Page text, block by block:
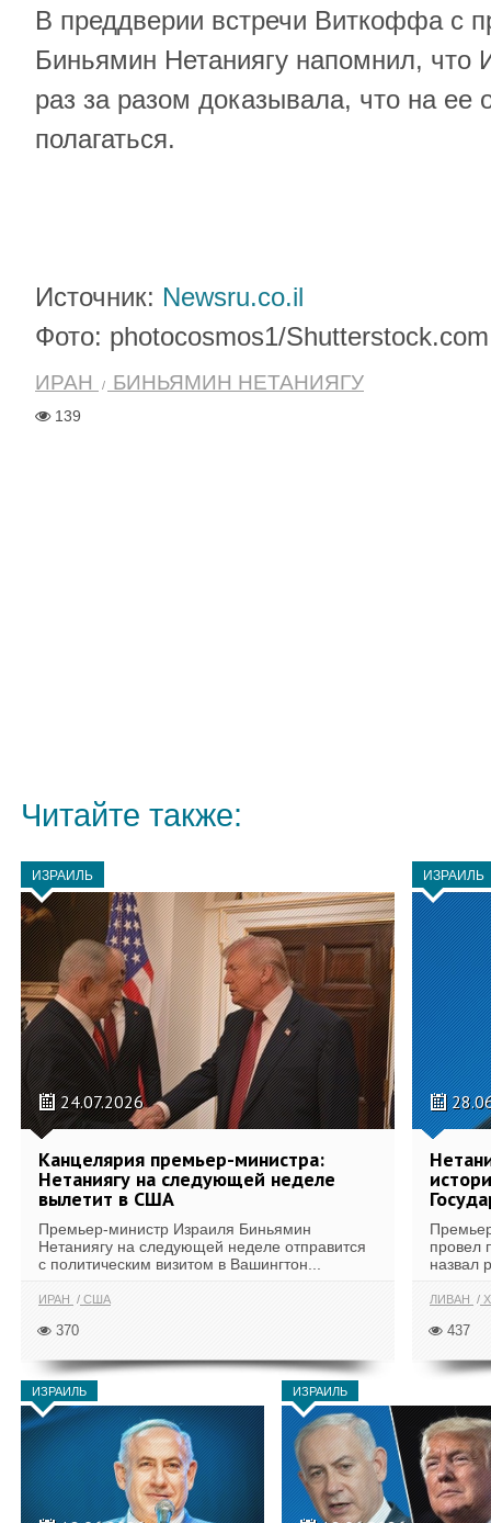
В преддверии встречи Виткоффа с
Биньямин Нетаниягу напомнил, что
раз за разом доказывала, что на ее
полагаться.
Источник: Newsru.co.il
Фото: photocosmos1/Shutterstock.com
ИРАН БИНЬЯМИН НЕТАНИЯГУ
139
Читайте также:
ИЗРАИЛЬ
24.07.2026
Канцелярия премьер-министра:
Нетаниягу на следующей неделе
вылетит в США
Премьер-министр Израиля Биньямин
Нетаниягу на следующей неделе отправится
с политическим визитом в Вашингтон...
ИРАН США
370
ИЗРАИЛЬ
провел
назвал
ЛИВАН
437
ИЗРАИЛЬ ИЗРАИЛЬ